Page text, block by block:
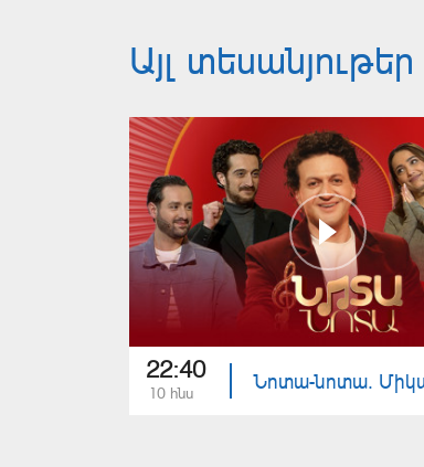
Այլ տեսանյութեր
22:40
10 հնս